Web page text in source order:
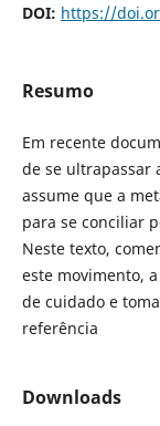
DOI: https://
Resumo
Em recente
de se ultrapassar
assume que a
para se conciliar
Neste texto,
este movimento,
de cuidado e
referência
Downloads